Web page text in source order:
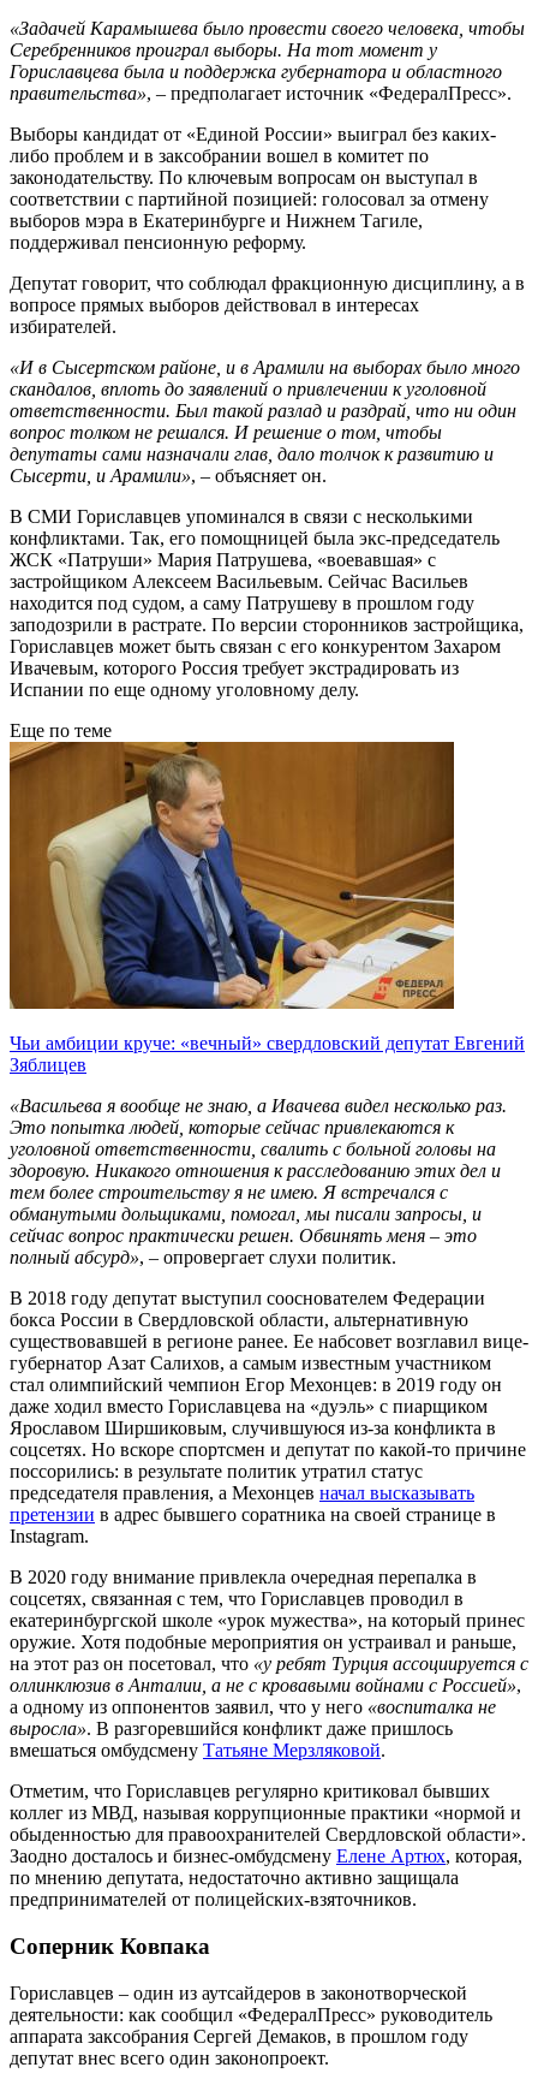
«Задачей Карамышева было провести своего человека, чтобы
Серебренников проиграл выборы. На тот момент у
Гориславцева была и поддержка губернатора и областного
правительства», – предполагает источник «ФедералПресс».
Выборы кандидат от «Единой России» выиграл без каких-
либо проблем и в заксобрании вошел в комитет по
законодательству. По ключевым вопросам он выступал в
соответствии с партийной позицией: голосовал за отмену
выборов мэра в Екатеринбурге и Нижнем Тагиле,
поддерживал пенсионную реформу.
Депутат говорит, что соблюдал фракционную дисциплину, а в
вопросе прямых выборов действовал в интересах
избирателей.
«И в Сысертском районе, и в Арамили на выборах было много
скандалов, вплоть до заявлений о привлечении к уголовной
ответственности. Был такой разлад и раздрай, что ни один
вопрос толком не решался. И решение о том, чтобы
депутаты сами назначали глав, дало толчок к развитию и
Сысерти, и Арамили», – объясняет он.
В СМИ Гориславцев упоминался в связи с несколькими
конфликтами. Так, его помощницей была экс-председатель
ЖСК «Патруши» Мария Патрушева, «воевавшая» с
застройщиком Алексеем Васильевым. Сейчас Васильев
находится под судом, а саму Патрушеву в прошлом году
заподозрили в растрате. По версии сторонников застройщика,
Гориславцев может быть связан с его конкурентом Захаром
Ивачевым, которого Россия требует экстрадировать из
Испании по еще одному уголовному делу.
Еще по теме
Чьи амбиции круче: «вечный» свердловский депутат Евгений
Зяблицев
«Васильева я вообще не знаю, а Ивачева видел несколько раз.
Это попытка людей, которые сейчас привлекаются к
уголовной ответственности, свалить с больной головы на
здоровую. Никакого отношения к расследованию этих дел и
тем более строительству я не имею. Я встречался с
обманутыми дольщиками, помогал, мы писали запросы, и
сейчас вопрос практически решен. Обвинять меня – это
полный абсурд», – опровергает слухи политик.
В 2018 году депутат выступил сооснователем Федерации
бокса России в Свердловской области, альтернативную
существовавшей в регионе ранее. Ее набсовет возглавил вице-
губернатор Азат Салихов, а самым известным участником
стал олимпийский чемпион Егор Мехонцев: в 2019 году он
даже ходил вместо Гориславцева на «дуэль» с пиарщиком
Ярославом Ширшиковым, случившуюся из-за конфликта в
соцсетях. Но вскоре спортсмен и депутат по какой-то причине
поссорились: в результате политик утратил статус
председателя правления, а Мехонцев начал высказывать
претензии в адрес бывшего соратника на своей странице в
Instagram.
В 2020 году внимание привлекла очередная перепалка в
соцсетях, связанная с тем, что Гориславцев проводил в
екатеринбургской школе «урок мужества», на который принес
оружие. Хотя подобные мероприятия он устраивал и раньше,
на этот раз он посетовал, что «у ребят Турция ассоциируется с
оллинклюзив в Анталии, а не с кровавыми войнами с Россией»,
а одному из оппонентов заявил, что у него «воспиталка не
выросла». В разгоревшийся конфликт даже пришлось
вмешаться омбудсмену Татьяне Мерзляковой.
Отметим, что Гориславцев регулярно критиковал бывших
коллег из МВД, называя коррупционные практики «нормой и
обыденностью для правоохранителей Свердловской области».
Заодно досталось и бизнес-омбудсмену Елене Артюх, которая,
по мнению депутата, недостаточно активно защищала
предпринимателей от полицейских-взяточников.
Соперник Ковпака
Гориславцев – один из аутсайдеров в законотворческой
деятельности: как сообщил «ФедералПресс» руководитель
аппарата заксобрания Сергей Демаков, в прошлом году
депутат внес всего один законопроект.